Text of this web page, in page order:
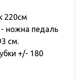
220см
- ножна педаль
см.
+/- 180